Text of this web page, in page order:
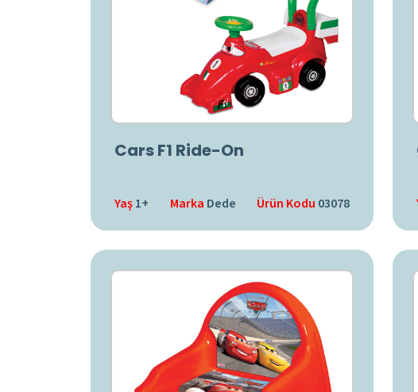
Cars F1 Ride-On
Yaş1+ Marka Dede Ürün Kodu 03078